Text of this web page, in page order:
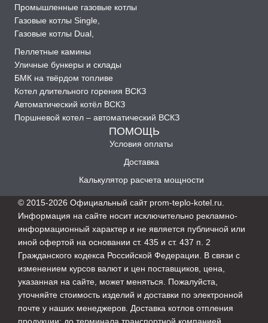
Промышленные газовые котлы
Газовые котлы Single,
Газовые котлы Dual,
Пеллетные камины
Уличные бункеры и склады
БМК на твёрдом топливе
Котел длительного горения ВСКЗ
Автоматический котёл ВСКЗ
Поршневой котел – автоматический ВСКЗ
ПОМОЩЬ
Условия оплаты
Доставка
Калькулятор расчета мощности
© 2015-2026 Официальный сайт prom-teplo-kotel.ru.
Информация на сайте носит исключительно рекламно-
информационный характер и не является публичной или
иной офертой на основании ст. 435 и ст. 437 п. 2
Гражданского кодекса Российской Федерации. В связи с
изменением курсов валют и цен поставщиков, цена,
указанная на сайте, может меняться. Пожалуйста,
уточняйте стоимость изделий и доставки по электронной
почте у наших менеджеров. Доставка котлов отпления